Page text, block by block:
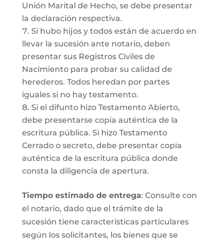
Unión Marital de Hecho, se debe presentar
la declaración respectiva.
Si hubo hijos y todos están de acuerdo en
llevar la sucesión ante notario, deben
presentar sus Registros Civiles de
Nacimiento para probar su calidad de
herederos. Todos heredan por partes
iguales si no hay testamento.
Si el difunto hizo Testamento Abierto,
debe presentarse copia auténtica de la
escritura pública. Si hizo Testamento
Cerrado o secreto, debe presentar copia
auténtica de la escritura pública donde
consta la diligencia de apertura.
Tiempo estimado de entrega: Consulte con
el notario, dado que el trámite de la
sucesión tiene características particulares
según los solicitantes, los bienes que se